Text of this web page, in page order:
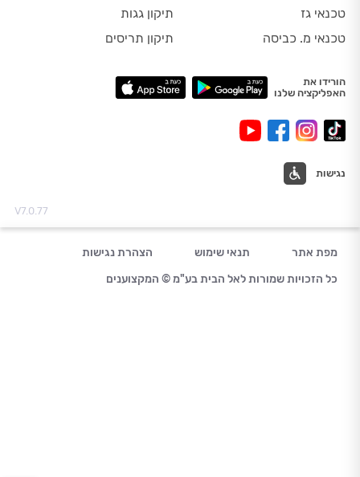
טכנאי גז
טכנאי מ. כביסה
תיקון גגות
תיקון תריסים
הורידו את
האפליקציה שלנו
נגישות
V7.0.77
מפת אתר תנאי שימוש
הצהרת נגישות
כל הזכויות שמורות לאל הבית בע"מ © המקצוענים